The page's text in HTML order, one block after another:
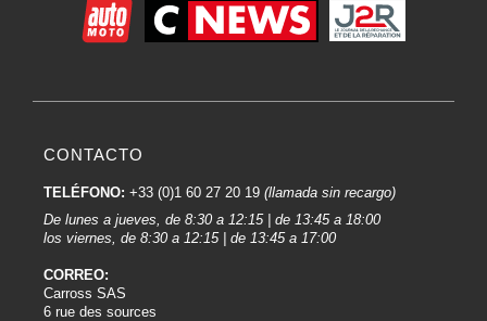
CONTACTO
TELÉFONO: +33 (0)1 60 27 20 19 (llamada sin recargo)
De lunes a jueves, de 8:30 a 12:15 | de 13:45 a 18:00
los viernes, de 8:30 a 12:15 | de 13:45 a 17:00
CORREO:
Carross SAS
6 rue des sources